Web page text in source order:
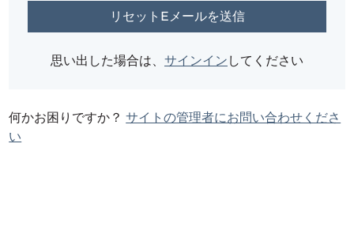
思い出した場合は、 サインイン してください
何かお困りですか？サイトの管理者にお問い合わせくださ
い